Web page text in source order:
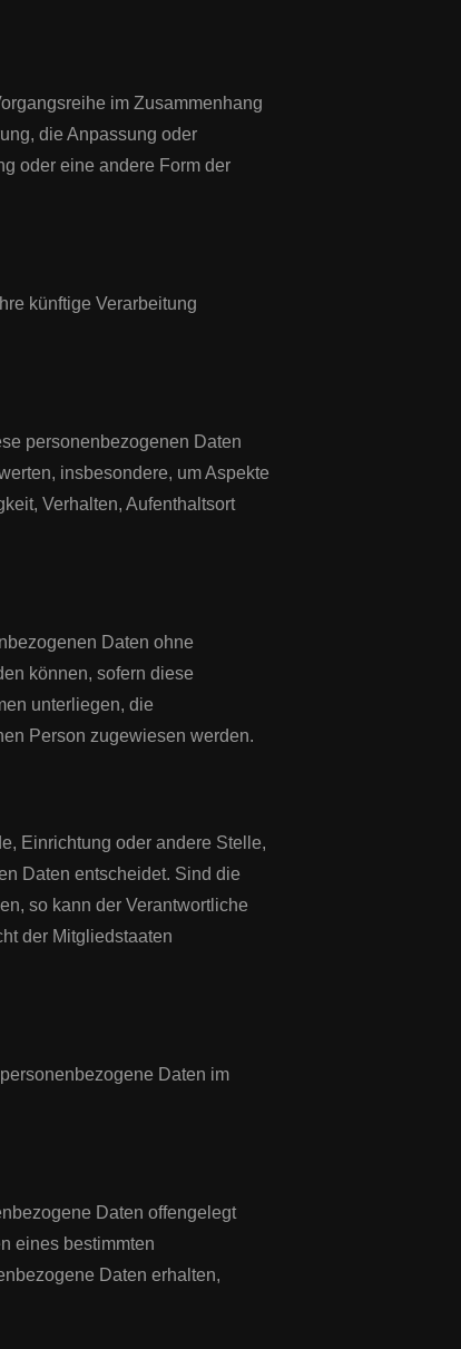
im Zusammenhang
die Anpassung oder
oder eine andere Form der
künftige Verarbeitung
personenbezogenen Daten
insbesondere, um Aspekte
Verhalten, Aufenthaltsort
Daten ohne
können, sofern diese
unterliegen, die
Person zugewiesen werden.
Einrichtung oder andere Stelle,
Daten entscheidet. Sind die
so kann der Verantwortliche
der Mitgliedstaaten
Daten im
Daten offengelegt
eines bestimmten
Daten erhalten,